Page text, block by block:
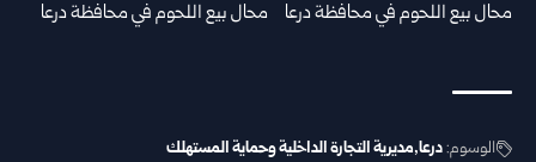
الوسوم:درعا مديرية التجارة الداخلية وحماية المستهلك